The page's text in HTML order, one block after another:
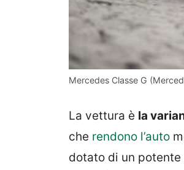
Mercedes Classe G
La vettura è la
che rendono l’auto
dotato di un potente